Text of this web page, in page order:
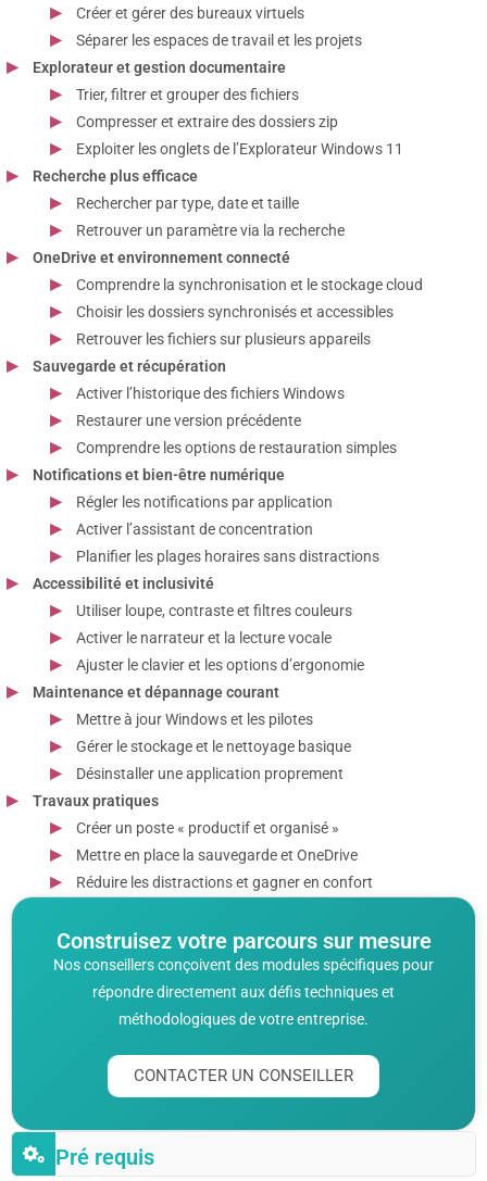
Créer et gérer des bureaux virtuels
Séparer les espaces de travail et les projets
Explorateur et gestion documentaire
Trier, filtrer et grouper des fichiers
Compresser et extraire des dossiers zip
Exploiter les onglets de l’Explorateur Windows 11
Recherche plus efficace
Rechercher par type, date et taille
Retrouver un paramètre via la recherche
OneDrive et environnement connecté
Comprendre la synchronisation et le stockage cloud
Choisir les dossiers synchronisés et accessibles
Retrouver les fichiers sur plusieurs appareils
Sauvegarde et récupération
Activer l’historique des fichiers Windows
Restaurer une version précédente
Comprendre les options de restauration simples
Notifications et bien-être numérique
Régler les notifications par application
Activer l’assistant de concentration
Planifier les plages horaires sans distractions
Accessibilité et inclusivité
Utiliser loupe, contraste et filtres couleurs
Activer le narrateur et la lecture vocale
Ajuster le clavier et les options d’ergonomie
Maintenance et dépannage courant
Mettre à jour Windows et les pilotes
Gérer le stockage et le nettoyage basique
Désinstaller une application proprement
Travaux pratiques
Créer un poste « productif et organisé »
Mettre en place la sauvegarde et OneDrive
Réduire les distractions et gagner en confort
Construisez votre parcours sur mesure
Nos conseillers conçoivent des modules spécifiques pour
répondre directement aux défis techniques et
méthodologiques de votre entreprise.
CONTACTER UN CONSEILLER
Pré requis